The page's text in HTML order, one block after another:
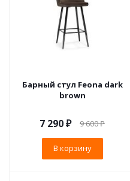
Барный стул Feona dark
brown
7 290₽ 9 600₽
В корзину